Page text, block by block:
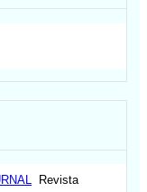
Revista